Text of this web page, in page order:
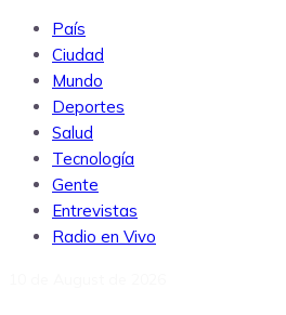
País
Ciudad
Mundo
Deportes
Salud
Tecnología
Gente
Entrevistas
Radio en Vivo